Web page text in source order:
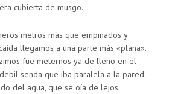
cubierta de musgo.
metros más que empinados y
llegamos a una parte más «plana».
fue meternos ya de lleno en el
senda que iba paralela a la pared,
del agua, que se oía de lejos.